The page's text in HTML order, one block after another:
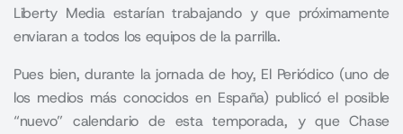
Liberty Media estarían trabajando y que próximamente
enviaran a todos los equipos de la parrilla.
Pues bien, durante la jornada de hoy, El Periódico (uno de
los medios más conocidos en España) publicó el posible
“nuevo” calendario de esta temporada, y que Chase